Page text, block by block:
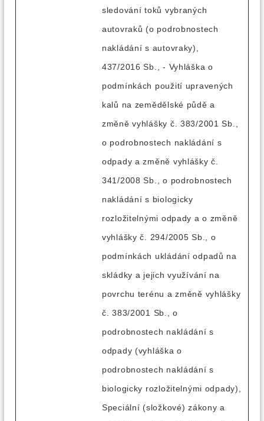
sledování toků vybraných
autovraků (o podrobnostech
nakládání s autovraky),
437/2016 Sb., - Vyhláška o
podmínkách použití upravených
kalů na zemědělské půdě a
změně vyhlášky č. 383/2001 Sb.,
o podrobnostech nakládání s
odpady a změně vyhlášky č.
341/2008 Sb., o podrobnostech
nakládání s biologicky
rozložitelnými odpady a o změně
vyhlášky č. 294/2005 Sb., o
podmínkách ukládání odpadů na
skládky a jejich využívání na
povrchu terénu a změně vyhlášky
č. 383/2001 Sb., o
podrobnostech nakládání s
odpady (vyhláška o
podrobnostech nakládání s
biologicky rozložitelnými odpady),
Speciální (složkové) zákony a